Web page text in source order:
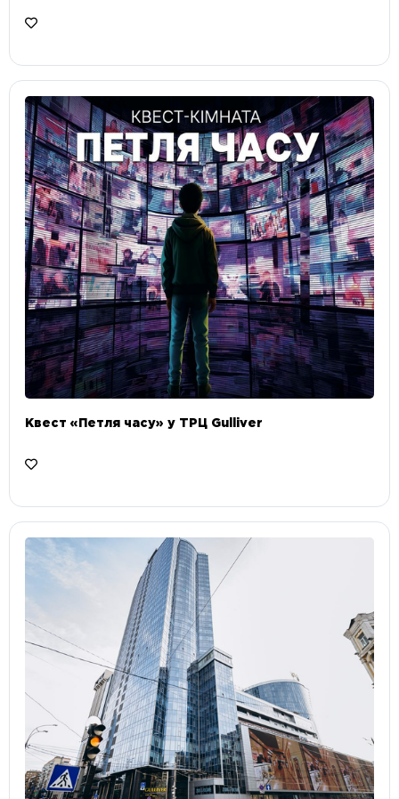
Квест «Петля часу» у ТРЦ Gulliver